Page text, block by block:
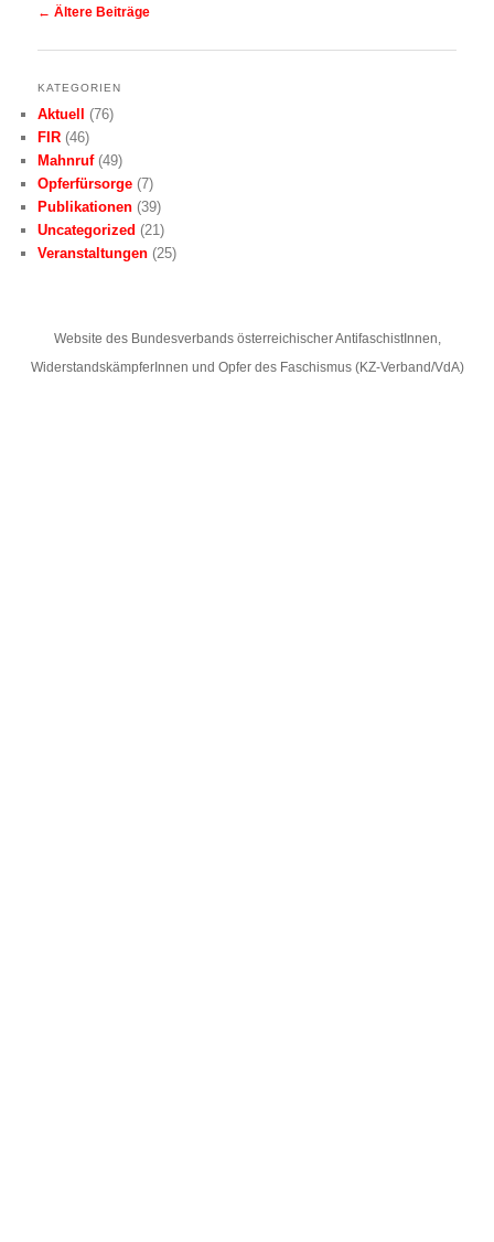
Beitragsnavigation
← Ältere Beiträge
KATEGORIEN
Aktuell
(76)
FIR (46)
Mahnruf(49)
Opferfürsorge (7)
Publikationen (39)
Uncategorized (21)
Veranstaltungen (25)
Website des Bundesverbands österreichischer AntifaschistInnen,
WiderstandskämpferInnen und Opfer des Faschismus (KZ-Verband/VdA)